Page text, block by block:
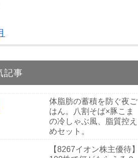
記事
体脂肪の蓄積を防ぐ夜ご
はん。八割そば×豚こま
の冷しゃぶ風、脂質控え
めセット。
【8267イオン株主優待】